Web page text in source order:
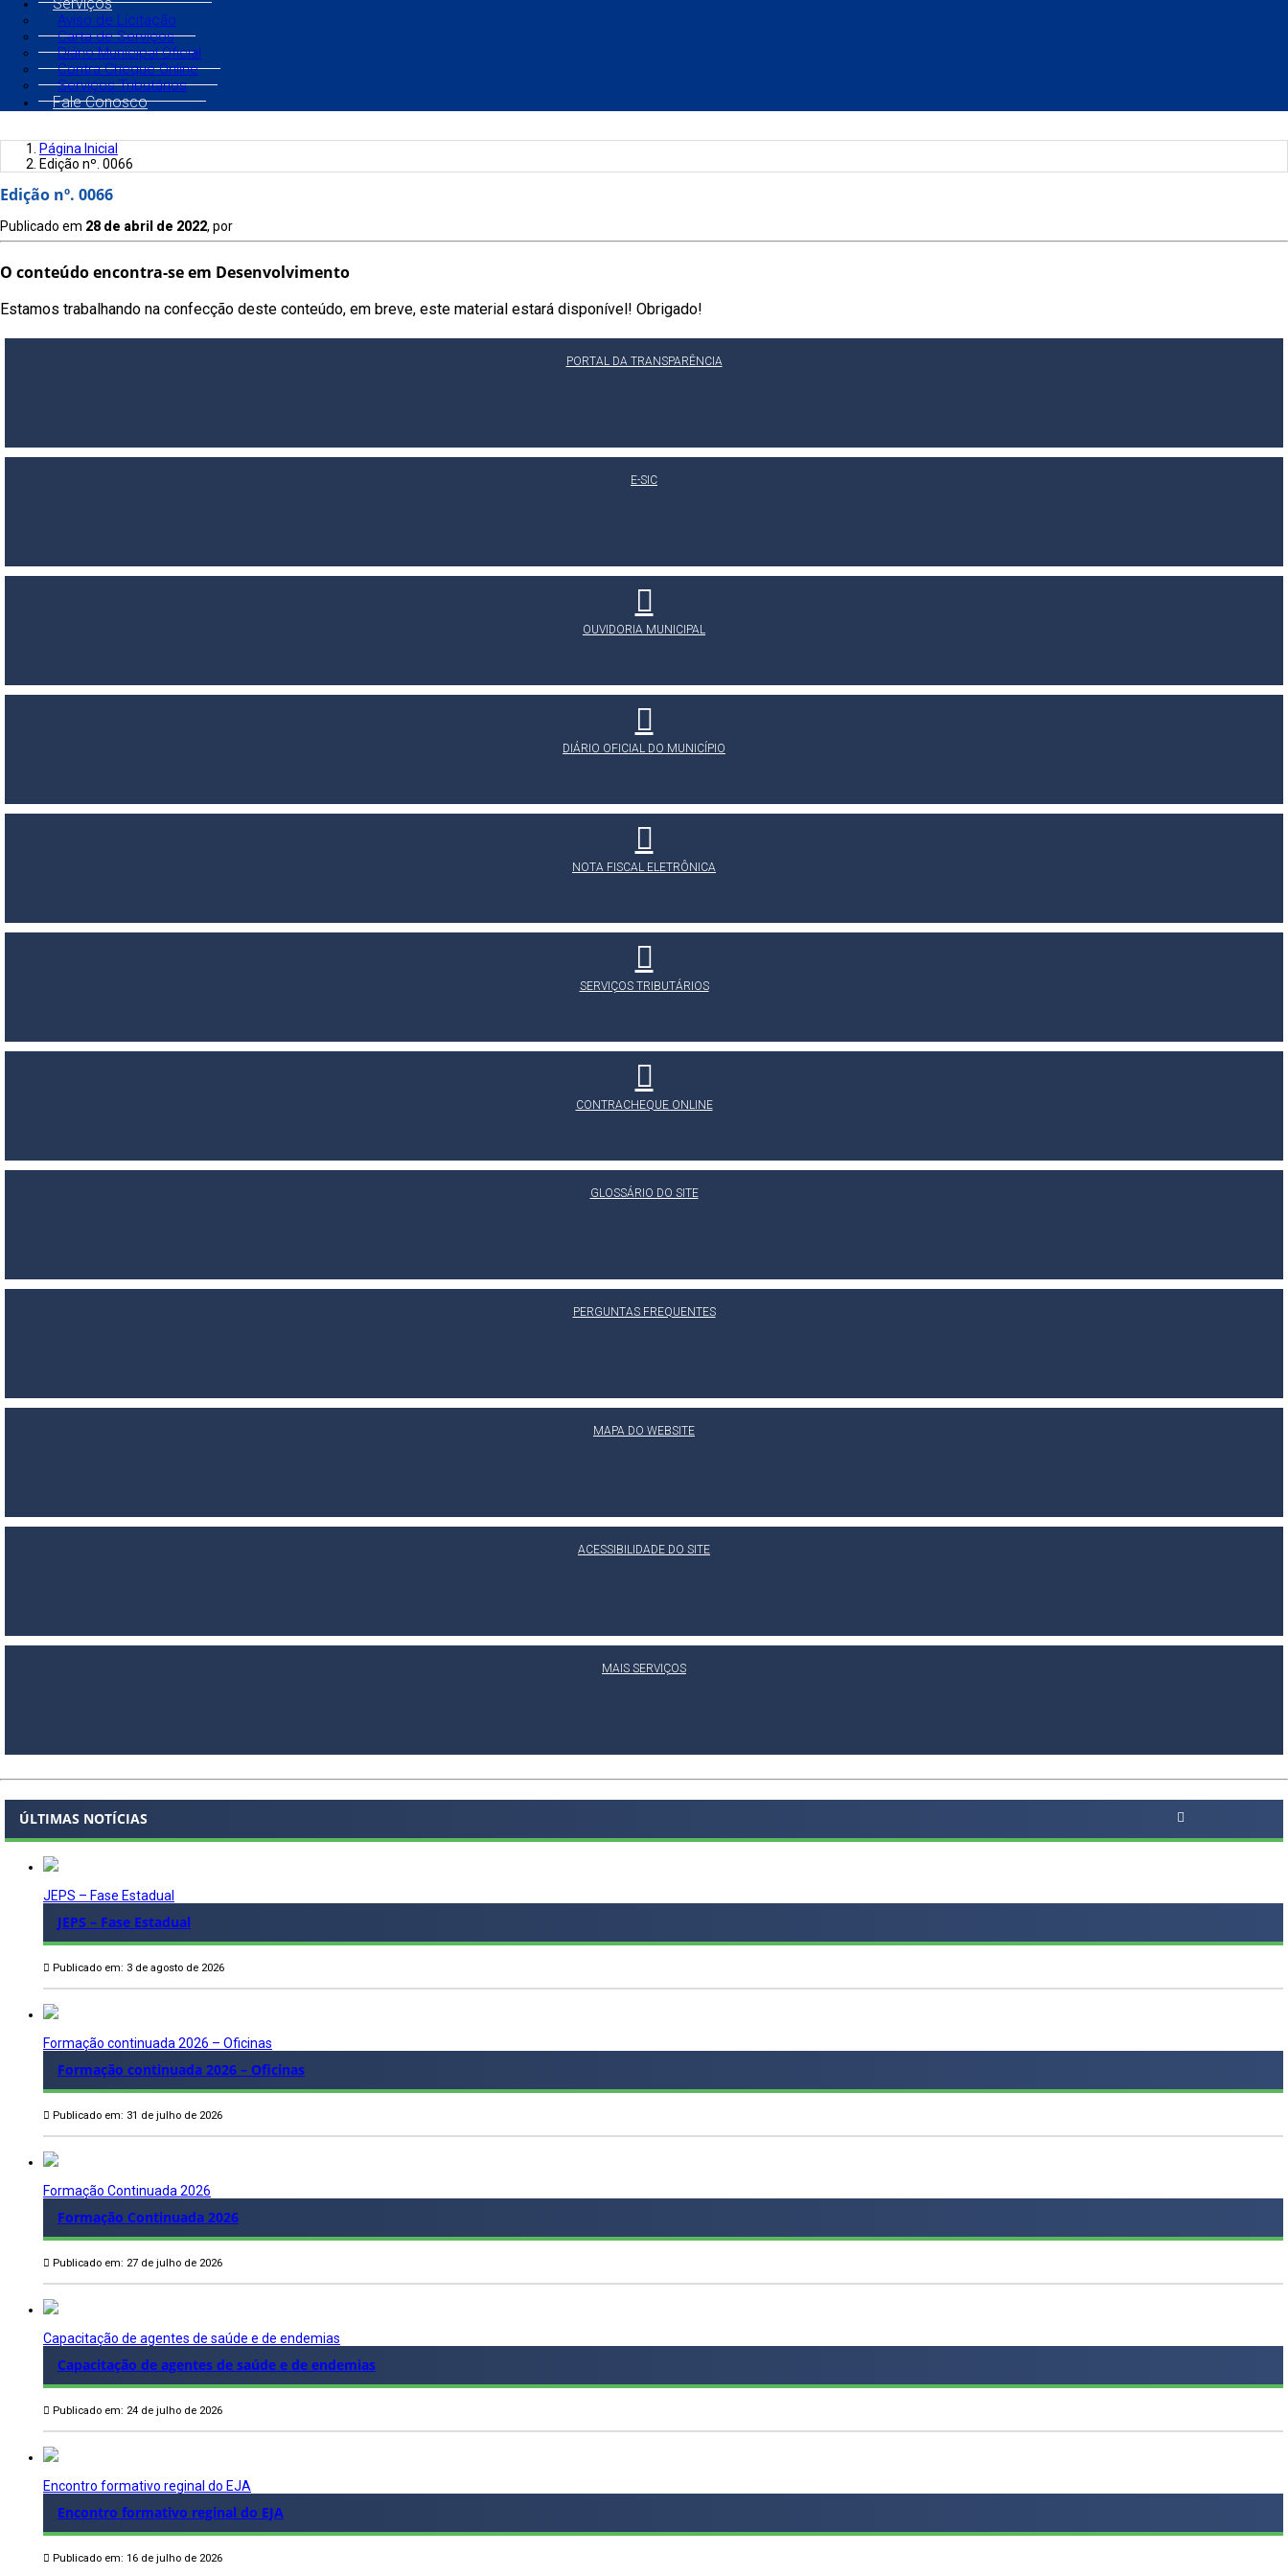
Aviso de Licitação
Carta de Serviços
Diário Municipal Oficial
Contra Cheque Online
Serviços Tributários
Fale Conosco
Página Inicial
Edição nº. 0066
Edição nº. 0066
Publicado em 28 de abril de 2022, por
O conteúdo encontra-se em Desenvolvimento
Estamos trabalhando na confecção deste conteúdo, em breve, este material estará disponível! Obrigado!
PORTAL DA TRANSPARÊNCIA
E-SIC
OUVIDORIA MUNICIPAL
DIÁRIO OFICIAL DO MUNICÍPIO
NOTA FISCAL ELETRÔNICA
SERVIÇOS TRIBUTÁRIOS
CONTRACHEQUE ONLINE
GLOSSÁRIO DO SITE
PERGUNTAS FREQUENTES
MAPA DO WEBSITE
ACESSIBILIDADE DO SITE
MAIS SERVIÇOS
ÚLTIMAS NOTÍCIAS
JEPS – Fase Estadual
JEPS – Fase Estadual
Publicado em: 3 de agosto de 2026
Formação continuada 2026 – Oficinas
Formação continuada 2026 – Oficinas
Publicado em: 31 de julho de 2026
Formação Continuada 2026
Formação Continuada 2026
Publicado em: 27 de julho de 2026
Capacitação de agentes de saúde e de endemias
Capacitação de agentes de saúde e de endemias
Publicado em: 24 de julho de 2026
Encontro formativo reginal do EJA
Encontro formativo reginal do EJA
Publicado em: 16 de julho de 2026